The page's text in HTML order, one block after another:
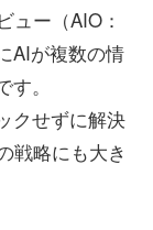
ュー（AIO：
AIが複数の情
。
クせずに解決
戦略にも大き